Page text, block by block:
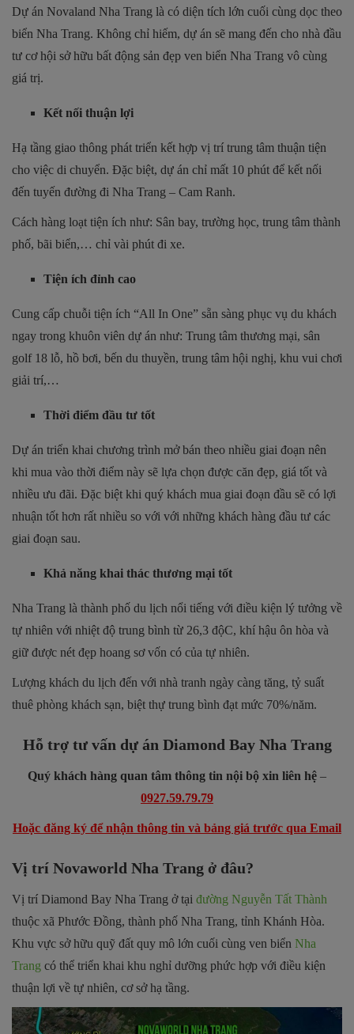
Dự án Novaland Nha Trang là có diện tích lớn cuối cùng dọc theo
biển Nha Trang. Không chỉ hiếm, dự án sẽ mang đến cho nhà đầu
tư cơ hội sở hữu bất động sản đẹp ven biển Nha Trang vô cùng
giá trị.
Kết nối thuận lợi
Hạ tầng giao thông phát triển kết hợp vị trí trung tâm thuận tiện
cho việc di chuyển. Đặc biệt, dự án chỉ mất 10 phút để kết nối
đến tuyến đường đi Nha Trang – Cam Ranh.
Cách hàng loạt tiện ích như: Sân bay, trường học, trung tâm thành
phố, bãi biển,… chỉ vài phút đi xe.
Tiện ích đỉnh cao
Cung cấp chuỗi tiện ích “All In One” sẵn sàng phục vụ du khách
ngay trong khuôn viên dự án như: Trung tâm thương mại, sân
golf 18 lỗ, hồ bơi, bến du thuyền, trung tâm hội nghị, khu vui chơi
giải trí,…
Thời điểm đầu tư tốt
Dự án triển khai chương trình mở bán theo nhiều giai đoạn nên
khi mua vào thời điểm này sẽ lựa chọn được căn đẹp, giá tốt và
nhiều ưu đãi. Đặc biệt khi quý khách mua giai đoạn đầu sẽ có lợi
nhuận tốt hơn rất nhiều so với với những khách hàng đầu tư các
giai đoạn sau.
Khả năng khai thác thương mại tốt
Nha Trang là thành phố du lịch nổi tiếng với điều kiện lý tưởng về
tự nhiên với nhiệt độ trung bình từ 26,3 độC, khí hậu ôn hòa và
giữ được nét đẹp hoang sơ vốn có của tự nhiên.
Lượng khách du lịch đến với nhà tranh ngày càng tăng, tỷ suất
thuê phòng khách sạn, biệt thự trung bình đạt mức 70%/năm.
Hỗ trợ tư vấn dự án Diamond Bay Nha Trang
Quý khách hàng quan tâm thông tin nội bộ xin liên hệ –
0927.59.79.79
Hoặc đăng ký để nhận thông tin và bảng giá trước qua Email
Vị trí Novaworld Nha Trang ở đâu?
Vị trí Diamond Bay Nha Trang ở tại đường Nguyễn Tất Thành
thuộc xã Phước Đồng, thành phố Nha Trang, tỉnh Khánh Hòa.
Khu vực sở hữu quỹ đất quy mô lớn cuối cùng ven biển Nha
Trang có thể triển khai khu nghỉ dưỡng phức hợp với điều kiện
thuận lợi về tự nhiên, cơ sở hạ tầng.